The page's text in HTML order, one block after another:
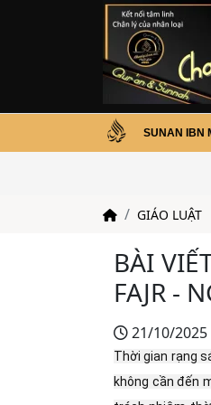
SUNAN IBN
GIÁO LUẬT
BÀI
FAJR -
21/10/2025
Thời gian rạng
không cần đến